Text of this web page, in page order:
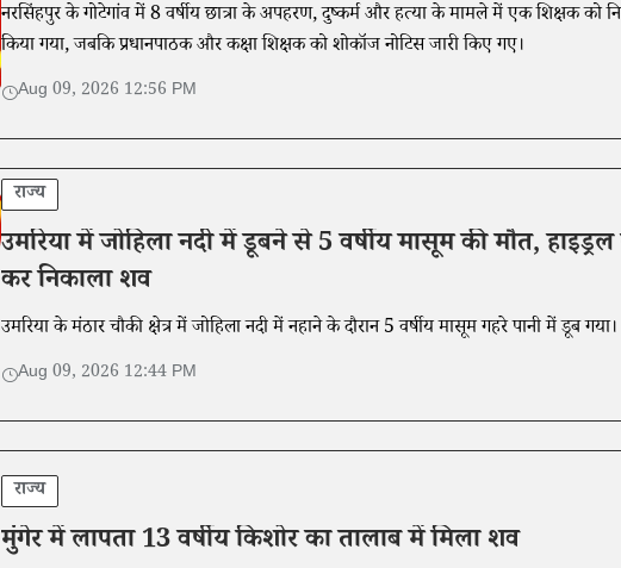
नरसिंहपुर के गोटेगांव में 8 वर्षीय छात्रा के अपहरण, दुष्कर्म और हत्या के मामले में एक शिक्षक को
किया गया, जबकि प्रधानपाठक और कक्षा शिक्षक को शोकॉज नोटिस जारी किए गए।
Aug 09, 2026 12:56 PM
राज्य
उमरिया में जोहिला नदी में डूबने से 5 वर्षीय मासूम की मौत,
कर निकाला शव
उमरिया के मंठार चौकी क्षेत्र में जोहिला नदी में नहाने के दौरान 5 वर्षीय मासूम गहरे पानी में डूब गया।
Aug 09, 2026 12:44 PM
राज्य
मुंगेर में लापता 13 वर्षीय किशोर का तालाब में मिला शव